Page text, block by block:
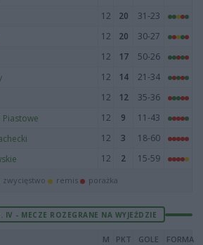
12 20
31-23
12 20
30-27
12 17
50-26
12 14
21-34
12 12
35-36
Piastowe 12 9
11-43
12 3
18-60
12 2 15-59
zwycięstwo remis porażka
- MECZE ROZEGRANE NA WYJEŹDZIE
M PKT GOLE FORMA